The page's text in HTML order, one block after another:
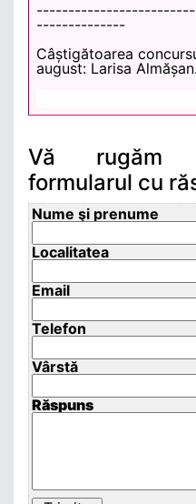
--------------
Câștigătoarea
august: Larisa Almășan
Vă rugăm
formularul cu
Nume şi prenume
Localitatea
Email
Telefon
Vârstă
Răspuns